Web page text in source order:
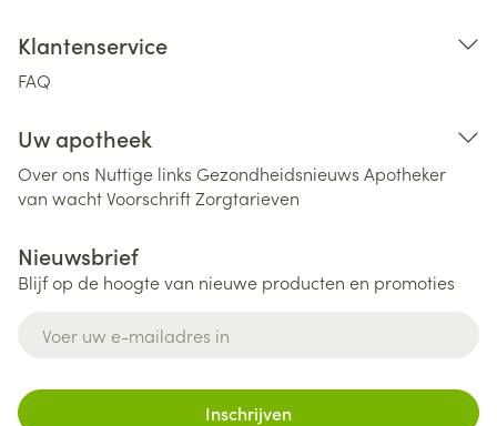
Klantenservice
FAQ
Uw apotheek
Over ons Nuttige links Gezondheidsnieuws Apotheker
van wachtVoorschriftZorgtarieven
Nieuwsbrief
Blijf op de hoogte van nieuwe producten en promoties
Inschrijven